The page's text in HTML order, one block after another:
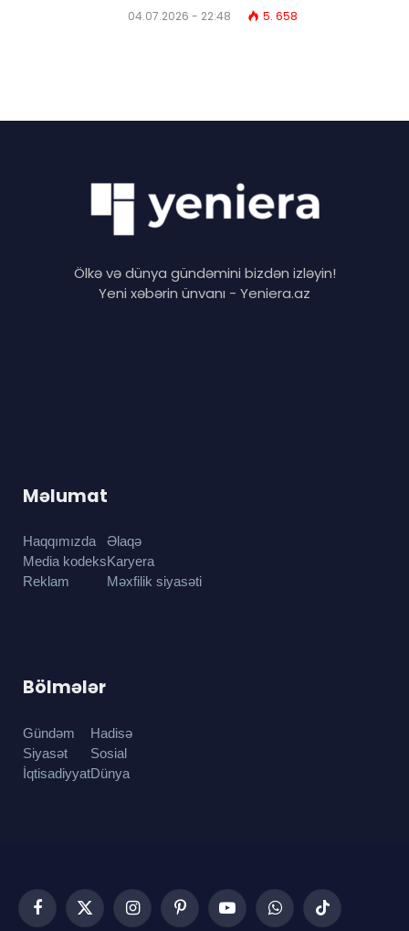
04.07.2026 - 22:48 5. 658
Ölkə və dünya gündəmini bizdən izləyin!
Yeni xəbərin ünvanı - Yeniera.az
Məlumat
Haqqımızda
Media kodeks
Reklam
Əlaqə
Karyera
Məxfilik siyasəti
Bölmələr
Gündəm
Siyasət
İqtisadiyyat
Hadisə
Sosial
Dünya
Facebook
X
InstagramPinterestYouTubeWhatsAppTikTok